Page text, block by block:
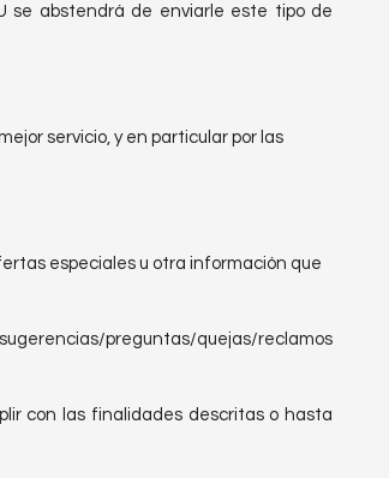
se abstendrá de enviarle este tipo de
servicio, y en particular por las
especiales u otra información que
preguntas/quejas/reclamos
con las finalidades descritas o hasta